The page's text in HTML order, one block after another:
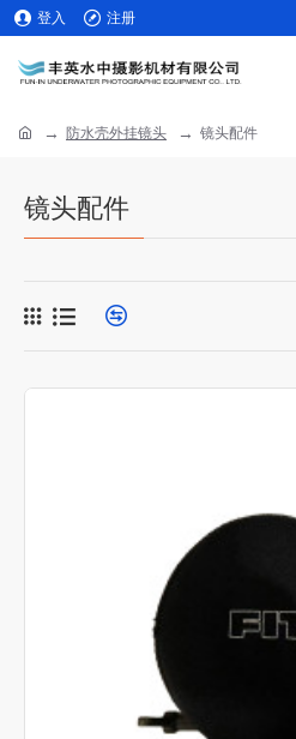
登入 注册
防水壳外挂镜头 镜头配件
镜头配件